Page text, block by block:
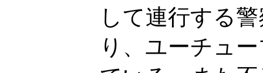
して連行する
り、ユーチュ